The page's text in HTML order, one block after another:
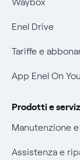
Phishing e truffe
Verifica chi ti ha
Agevolazione
Enel Drive
Tariffe e
App Enel On
Prodotti e
Manutenzione
Assistenza e